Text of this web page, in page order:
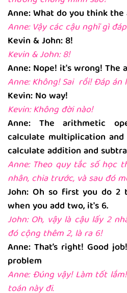
Anne: What do you think the
Anne: Vậy các cậu nghĩ gì
Kevin & John: 8!
Kevin & John: 8!
Anne: Nope! it's wrong! The
Anne: Không! Sai rồi! Đáp án
Kevin: No way!
Kevin: Không đời nào!
Anne: The arithmetic
calculate multiplication
calculate addition and
Anne: Theo quy tắc số học
nhân, chia trước, và sau đó
John: Oh so first you do 2
when you add two, it's 6.
John: Oh, vậy là cậu lấy 2
đó cộng thêm 2, là ra 6!
Anne: That’s right! Good
problem
Anne: Đúng vậy! Làm tốt
toán này đi.